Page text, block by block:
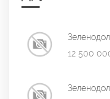
12 500